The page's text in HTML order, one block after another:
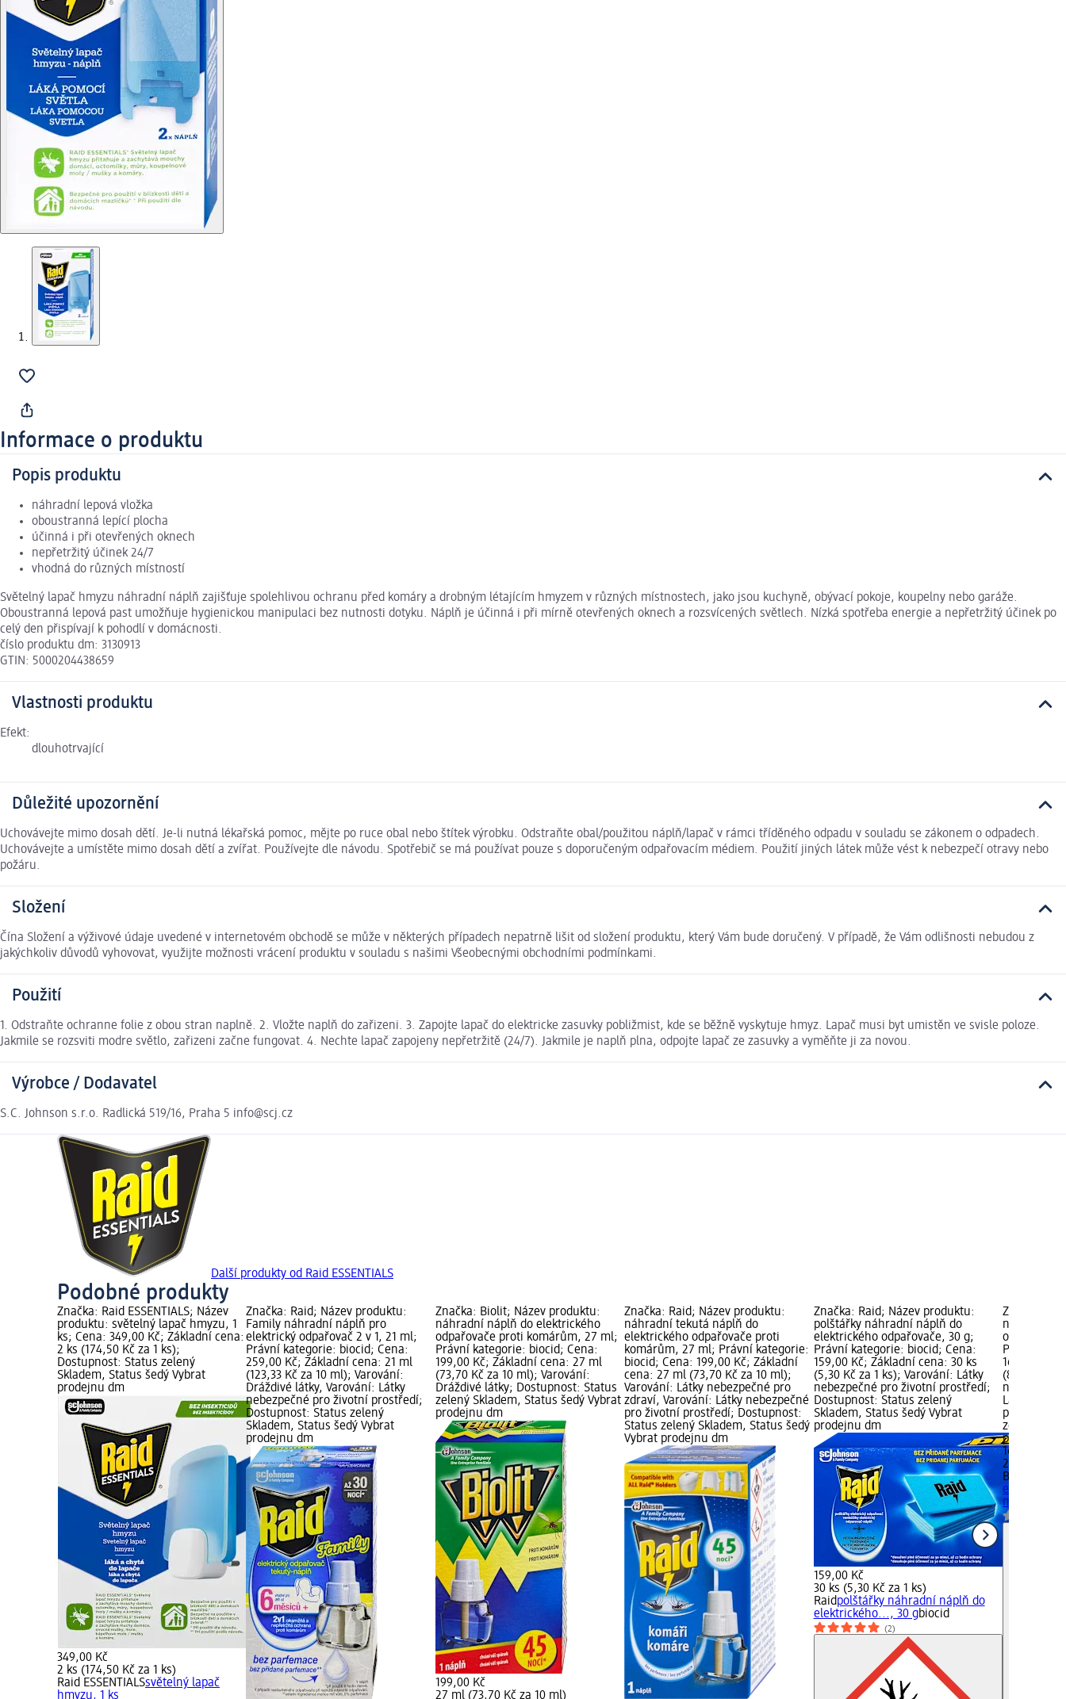
Informace o produktu
Popis produktu
náhradní lepová vložka
oboustranná lepící plocha
účinná i při otevřených oknech
nepřetržitý účinek 24/7
vhodná do různých místností
Světelný lapač hmyzu náhradní náplň zajišťuje spolehlivou ochranu před komáry a drobným létajícím hmyzem v různých místnostech, jako jsou kuchyně, obývací pokoje, koupelny nebo garáže.
Oboustranná lepová past umožňuje hygienickou manipulaci bez nutnosti dotyku. Náplň je účinná i při mírně otevřených oknech a rozsvícených světlech. Nízká spotřeba energie a nepřetržitý účinek po
celý den přispívají k pohodlí v domácnosti.
číslo produktu dm: 3130913
GTIN: 5000204438659
Vlastnosti produktu
Efekt:
dlouhotrvající
Důležité upozornění
Uchovávejte mimo dosah dětí. Je-li nutná lékařská pomoc, mějte po ruce obal nebo štítek výrobku. Odstraňte obal/použitou náplň/lapač v rámci tříděného odpadu v souladu se zákonem o odpadech.
Uchovávejte a umístěte mimo dosah dětí a zvířat. Používejte dle návodu. Spotřebič se má používat pouze s doporučeným odpařovacím médiem. Použití jiných látek může vést k nebezpečí otravy nebo
požáru.
Složení
Čína Složení a výživové údaje uvedené v internetovém obchodě se může v některých případech nepatrně lišit od složení produktu, který Vám bude doručený. V případě, že Vám odlišnosti nebudou z
jakýchkoliv důvodů vyhovovat, využijte možnosti vrácení produktu v souladu s našimi Všeobecnými obchodními podmínkami.
Použití
1. Odstraňte ochranne folie z obou stran naplně. 2. Vložte naplň do zařizeni. 3. Zapojte lapač do elektricke zasuvky pobližmist, kde se běžně vyskytuje hmyz. Lapač musi byt umistěn ve svisle poloze.
Jakmile se rozsviti modre světlo, zařizeni začne fungovat. 4. Nechte lapač zapojeny nepřetržitě (24/7). Jakmile je naplň plna, odpojte lapač ze zasuvky a vyměňte ji za novou.
Výrobce / Dodavatel
S.C. Johnson s.r.o. Radlická 519/16, Praha 5 info@scj.cz
Další produkty od Raid ESSENTIALS
Podobné produkty
Značka: Raid ESSENTIALS; Název
produktu: světelný lapač hmyzu, 1
ks; Cena: 349,00 Kč; Základní cena:
2 ks (174,50 Kč za 1 ks);
Dostupnost: Status zelený
Skladem, Status šedý Vybrat
prodejnu dm
349,00 Kč
2 ks (174,50 Kč za 1 ks)
Raid ESSENTIALSsvětelný lapač
hmyzu, 1 ks
Značka: Raid; Název produktu:
Family náhradní náplň pro
elektrický odpařovač 2 v 1, 21 ml;
Právní kategorie: biocid; Cena:
259,00 Kč; Základní cena: 21 ml
(123,33 Kč za 10 ml); Varování:
Dráždivé látky, Varování: Látky
nebezpečné pro životní prostředí;
Dostupnost: Status zelený
Skladem, Status šedý Vybrat
prodejnu dm
Značka: Biolit; Název produktu:
náhradní náplň do elektrického
odpařovače proti komárům, 27 ml;
Právní kategorie: biocid; Cena:
199,00 Kč; Základní cena: 27 ml
(73,70 Kč za 10 ml); Varování:
Dráždivé látky; Dostupnost: Status
zelený Skladem, Status šedý Vybrat
prodejnu dm
199,00 Kč
27 ml (73,70 Kč za 10 ml)
Značka: Raid; Název produktu:
náhradní tekutá náplň do
elektrického odpařovače proti
komárům, 27 ml; Právní kategorie:
biocid; Cena: 199,00 Kč; Základní
cena: 27 ml (73,70 Kč za 10 ml);
Varování: Látky nebezpečné pro
zdraví, Varování: Látky nebezpečné
pro životní prostředí; Dostupnost:
Status zelený Skladem, Status šedý
Vybrat prodejnu dm
Značka: Raid; Název produktu:
polštářky náhradní náplň do
elektrického odpařovače, 30 g;
Právní kategorie: biocid; Cena:
159,00 Kč; Základní cena: 30 ks
(5,30 Kč za 1 ks); Varování: Látky
nebezpečné pro životní prostředí;
Dostupnost: Status zelený
Skladem, Status šedý Vybrat
prodejnu dm
159,00 Kč
30 ks (5,30 Kč za 1 ks)
Raidpolštářky náhradní náplň do
elektrického..., 30 gbiocid
(2)
Značka:
náhradní
Právní
169,00 Kč;
(80,48 Kč
Látky
prostředí;
zelený
prodejnu
169,00 Kč
21 ml
Biolit
ml